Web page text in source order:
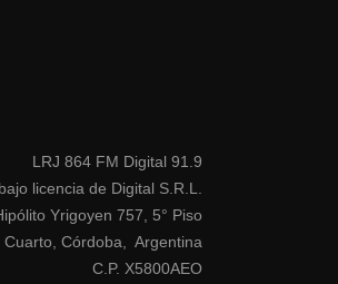
LRJ 864 FM Digital 91.9
licencia de Digital S.R.L.
Yrigoyen 757, 5° Piso
Córdoba, Argentina
C.P. X5800AEO